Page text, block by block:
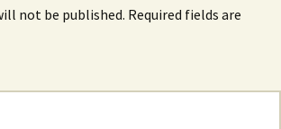
not be published. Required fields are